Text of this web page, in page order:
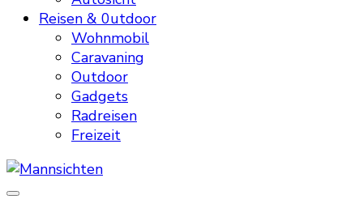
Reisen & 0utdoor
Wohnmobil
Caravaning
Outdoor
Gadgets
Radreisen
Freizeit
Mannsichten